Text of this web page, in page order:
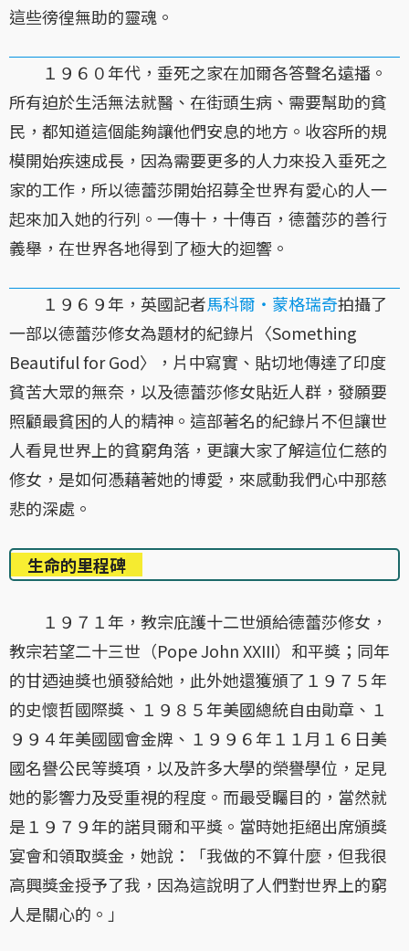
這些徬徨無助的靈魂。
１９６０年代，垂死之家在加爾各答聲名遠播。
所有迫於生活無法就醫、在街頭生病、需要幫助的貧
民，都知道這個能夠讓他們安息的地方。收容所的規
模開始疾速成長，因為需要更多的人力來投入垂死之
家的工作，所以德蕾莎開始招募全世界有愛心的人一
起來加入她的行列。一傳十，十傳百，德蕾莎的善行
義舉，在世界各地得到了極大的迴響。
１９６９年，英國記者馬科爾・蒙格瑞奇拍攝了
一部以德蕾莎修女為題材的紀錄片〈Something
Beautiful for God〉，片中寫實、貼切地傳達了印度
貧苦大眾的無奈，以及德蕾莎修女貼近人群，發願要
照顧最貧困的人的精神。這部著名的紀錄片不但讓世
人看見世界上的貧窮角落，更讓大家了解這位仁慈的
修女，是如何憑藉著她的博愛，來感動我們心中那慈
悲的深處。
生命的里程碑
１９７１年，教宗庇護十二世頒給德蕾莎修女，
教宗若望二十三世（Pope John XXIII）和平獎；同年
的甘迺迪獎也頒發給她，此外她還獲頒了１９７５年
的史懷哲國際獎、１９８５年美國總統自由勛章、１
９９４年美國國會金牌、１９９６年１１月１６日美
國名譽公民等獎項，以及許多大學的榮譽學位，足見
她的影響力及受重視的程度。而最受矚目的，當然就
是１９７９年的諾貝爾和平獎。當時她拒絕出席頒獎
宴會和領取獎金，她說：「我做的不算什麼，但我很
高興獎金授予了我，因為這說明了人們對世界上的窮
人是關心的。」